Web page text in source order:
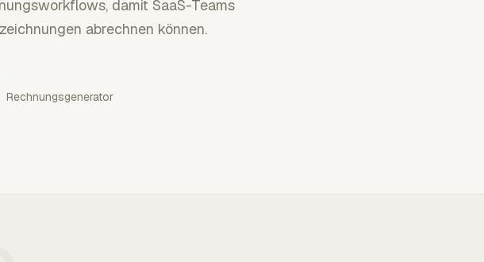
damit SaaS-Teams
abrechnen können.
Rechnungsgenerator